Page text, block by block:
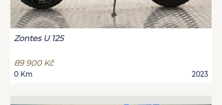
Zontes U 125
89 900 Kč
0 Km 2023